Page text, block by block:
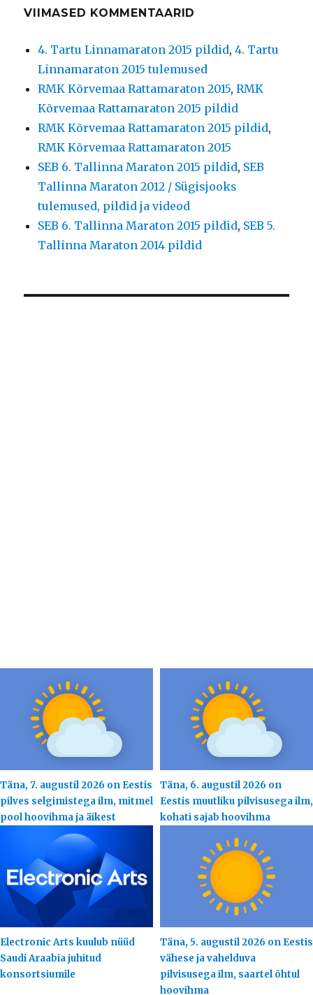
VIIMASED KOMMENTAARID
4. Tartu Linnamaraton 2015 pildid,4. Tartu
Linnamaraton 2015 tulemused
RMK Kõrvemaa Rattamaraton 2015,RMK
Kõrvemaa Rattamaraton 2015 pildid
RMK Kõrvemaa Rattamaraton 2015 pildid,
RMK Kõrvemaa Rattamaraton 2015
SEB 6. Tallinna Maraton 2015 pildid, SEB
Tallinna Maraton 2012 / Sügisjooks
tulemused, pildid ja videod
SEB 6. Tallinna Maraton 2015 pildid, SEB 5.
Tallinna Maraton 2014 pildid
Täna, 7. augustil 2026 on Eestis
pilves selgimistega ilm, mitmel
pool hoovihma ja äikest
Täna, 6. augustil 2026 on
Eestis muutliku pilvisusega ilm,
kohati sajab hoovihma
Electronic Arts kuulub nüüd
Saudi Araabia juhitud
konsortsiumile
Täna, 5. augustil 2026 on Eestis
vähese ja vahelduva
pilvisusega ilm, saartel õhtul
hoovihma